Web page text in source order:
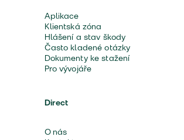
Aplikace
Klientská zóna
Hlášení a stav škody
Často kladené otázky
Dokumenty ke stažení
Pro vývojáře
Direct
O nás